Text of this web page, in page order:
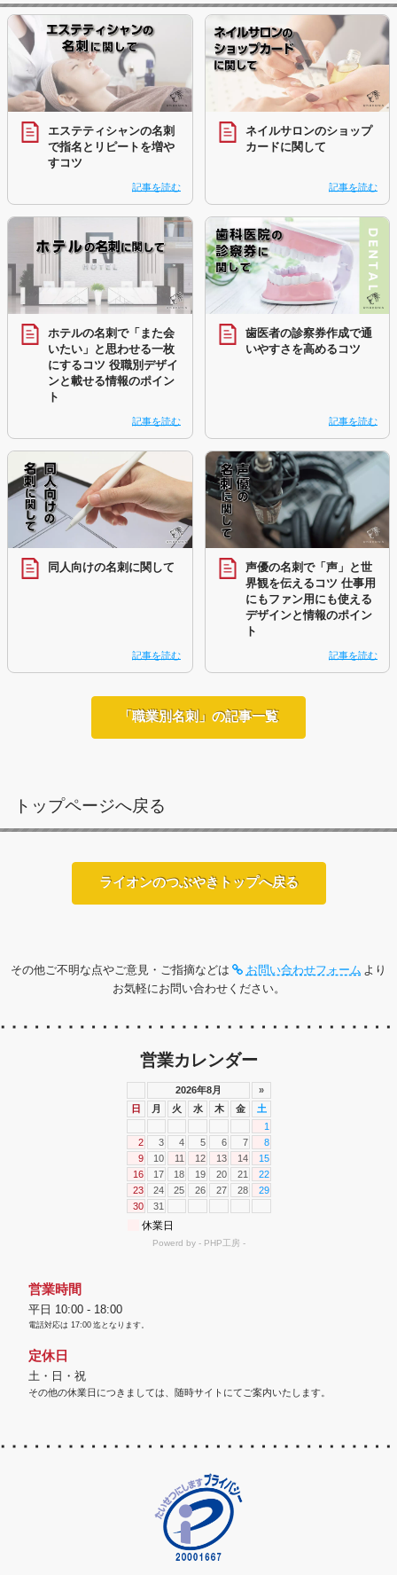
エステティシャンの名刺
で指名とリピートを増や
すコツ
記事を読む
ネイルサロンのショップ
カードに関して
記事を読む
ホテルの名刺で「また会
いたい」と思わせる一枚
にするコツ 役職別デザイ
ンと載せる情報のポイン
ト
記事を読む
歯医者の診察券作成で通
いやすさを高めるコツ
記事を読む
同人向けの名刺に関して
記事を読む
声優の名刺で「声」と世
界観を伝えるコツ 仕事用
にもファン用にも使える
デザインと情報のポイン
ト
記事を読む
「職業別名刺」の記事一覧
トップページへ戻る
ライオンのつぶやきトップへ戻る
その他ご不明な点やご意見・ご指摘などは お問い合わせフォーム より
お気軽にお問い合わせください。
営業カレンダー
営業時間
平日 10:00 - 18:00
電話対応は 17:00 迄となります。
定休日
土・日・祝
その他の休業日につきましては、随時サイトにてご案内いたします。